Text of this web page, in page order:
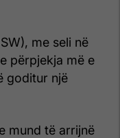
me seli në
përpjekja më e
goditur një
mund të arrijnë